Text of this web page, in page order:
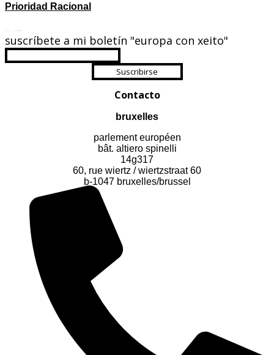
Prioridad Racional
suscríbete a mi boletín "europa con xeito"
Suscribirse
Contacto
bruxelles
parlement européen
bât. altiero spinelli
14g317
60, rue wiertz / wiertzstraat 60
b-1047 bruxelles/brussel